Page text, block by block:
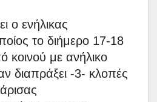
ο ενήλικας
το διήμερο 17-18
κοινού με ανήλικο
διαπράξει -3- κλοπές